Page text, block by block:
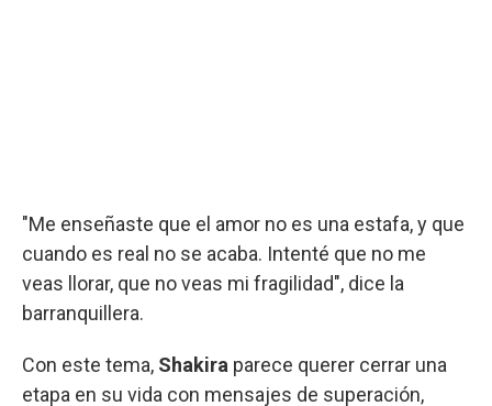
"Me enseñaste que el amor no es una estafa, y que
cuando es real no se acaba. Intenté que no me
veas llorar, que no veas mi fragilidad", dice la
barranquillera.
Con este tema, Shakira parece querer cerrar una
etapa en su vida con mensajes de superación,